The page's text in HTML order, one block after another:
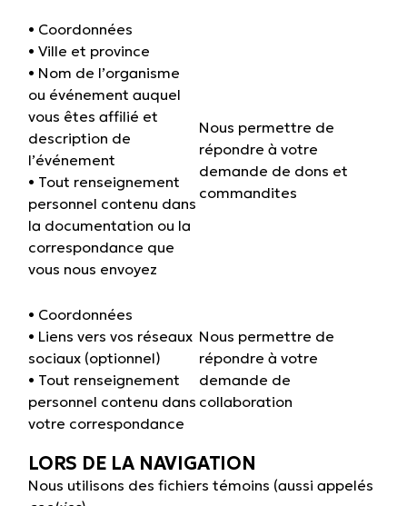
• Coordonnées
• Ville et province
• Nom de l’organisme
ou événement auquel
vous êtes affilié et
description de
l’événement
• Tout renseignement
personnel contenu dans
la documentation ou la
correspondance que
vous nous envoyez
Nous permettre de
répondre à votre
demande de dons et
commandites
• Coordonnées
• Liens vers vos réseaux
sociaux (optionnel)
• Tout renseignement
personnel contenu dans
votre correspondance
Nous permettre de
répondre à votre
demande de
collaboration
LORS DE LA NAVIGATION
Nous utilisons des fichiers témoins (aussi appelés